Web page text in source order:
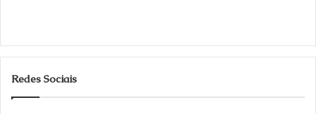
Redes Sociais